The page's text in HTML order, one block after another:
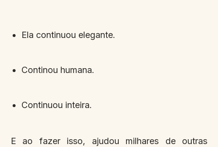
Ela continuou elegante.
Continou humana.
Continuou inteira.
E ao fazer isso, ajudou milhares de outras